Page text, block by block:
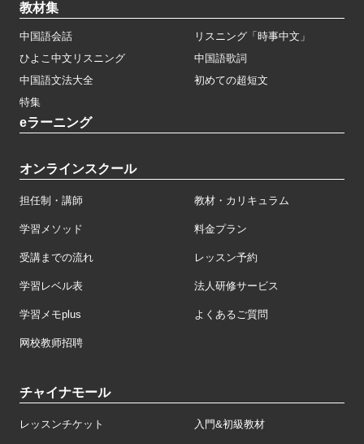
教材集
中国語会話
リスニング「時事中文」
ひよこ中文リスニング
中国語歌詞
中国語文法大全
初めての超短文
特集
eラーニング
オンラインスクール
担任制・講師 教材・カリキュラム
学習メソッド 料金プラン
受講までの流れ レッスン予約
学習レベル表 法人研修サービス
学習メモplus よくあるご質問
网校教师招聘
チャイナモール
レッスンチケット 入門&初級教材